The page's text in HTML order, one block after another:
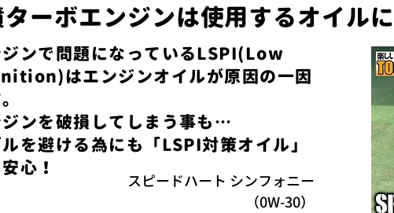
ーボエンジンは使用するオイル
ンで問題になっているLSPI(Low
はエンジンオイルが原因の一因
ンを破損してしまう事も…
を避ける為にも「LSPI対策オイル」
心！
スピードハート シンフォニー
（0W-30）